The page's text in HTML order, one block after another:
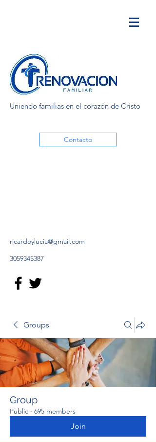
Uniendo familias en el corazón de Cristo
Contacto
ricardoylucia@gmail.com
3059345387
Groups
Group
Public · 695 members
Join